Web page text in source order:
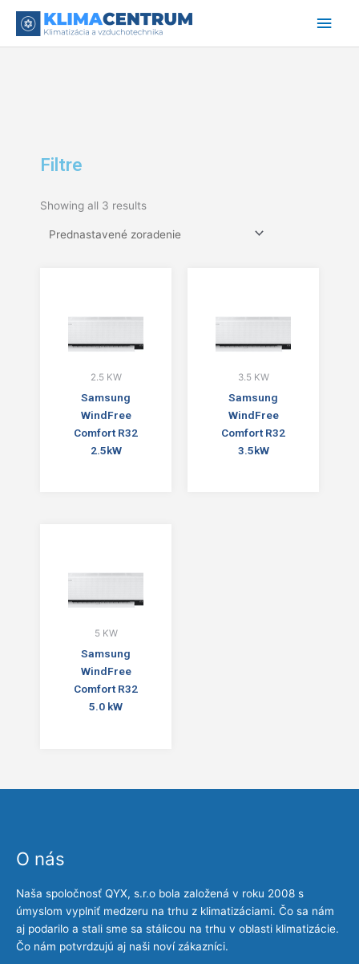
Filtre
Showing all 3 results
2.5 KW
Samsung
WindFree
Comfort R32
2.5kW
3.5 KW
Samsung
WindFree
Comfort R32
3.5kW
5 KW
Samsung
WindFree
Comfort R32
5.0 kW
O nás
Naša spoločnosť QYX, s.r.o bola založená v roku 2008 s
úmyslom vyplniť medzeru na trhu z klimatizáciami. Čo sa nám
aj podarilo a stali sme sa stálicou na trhu v oblasti klimatizácie.
Čo nám potvrdzujú aj naši noví zákazníci.